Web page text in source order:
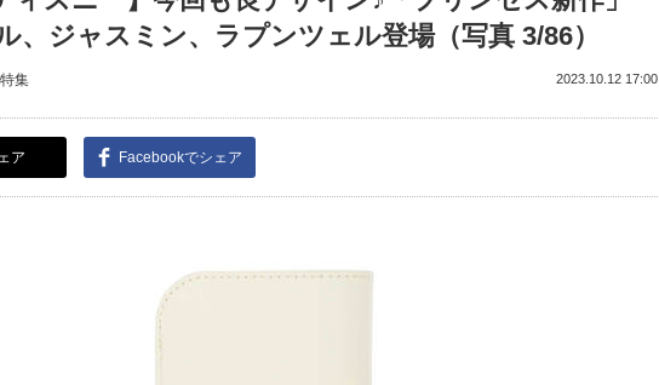
、ジャスミン、ラプンツェル登場（写真 3/86）
集 2023.10.12 17:00
ア Facebookでシェア